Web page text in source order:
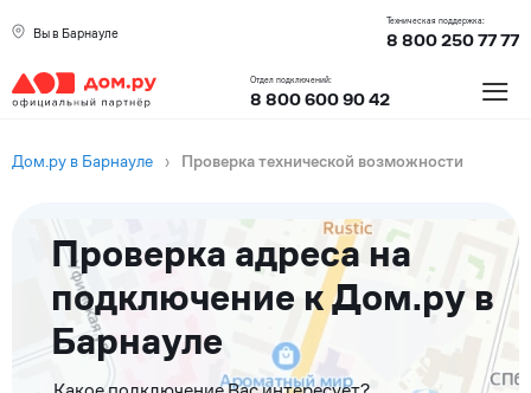
Вы в Барнауле
Техническая поддержка:
8 800 250 77 77
Отдел подключений:
8 800 600 90 42 ≡
Дом.ру в Барнауле › Проверка технической возможности
Проверка адреса на
подключение к Дом.ру в
Барнауле